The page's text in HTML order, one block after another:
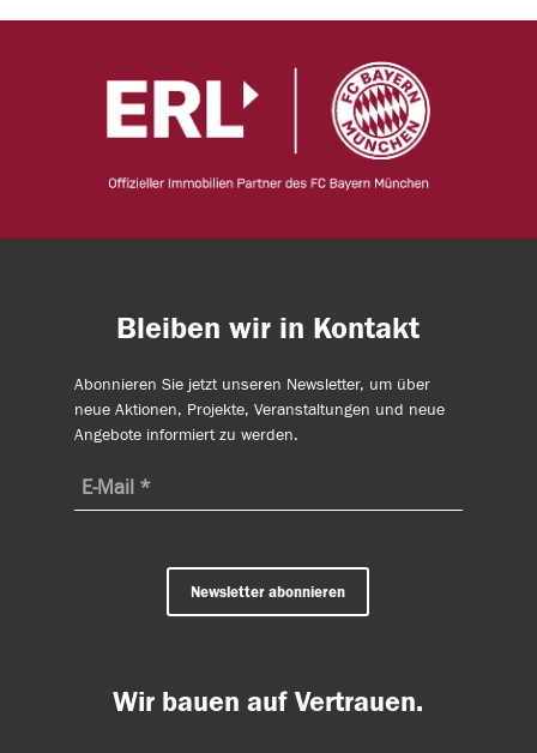
Bleiben wir in Kontakt
Abonnieren Sie jetzt unseren Newsletter, um über
neue Aktionen, Projekte, Veranstaltungen und neue
Angebote informiert zu werden.
Newsletter abonnieren
Wir bauen auf Vertrauen.